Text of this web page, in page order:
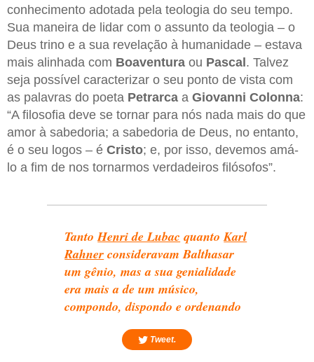
conhecimento adotada pela teologia do seu tempo.
Sua maneira de lidar com o assunto da teologia – o
Deus trino e a sua revelação à humanidade – estava
mais alinhada com Boaventura ou Pascal. Talvez
seja possível caracterizar o seu ponto de vista com
as palavras do poeta Petrarca a Giovanni Colonna:
“A filosofia deve se tornar para nós nada mais do que
amor à sabedoria; a sabedoria de Deus, no entanto,
é o seu logos – é Cristo; e, por isso, devemos amá-
lo a fim de nos tornarmos verdadeiros filósofos”.
TantoHenri de Lubac quantoKarl
Rahner consideravamBalthasar
um gênio, mas a sua genialidade
era mais a de um músico,
compondo, dispondo e ordenando
Tweet.